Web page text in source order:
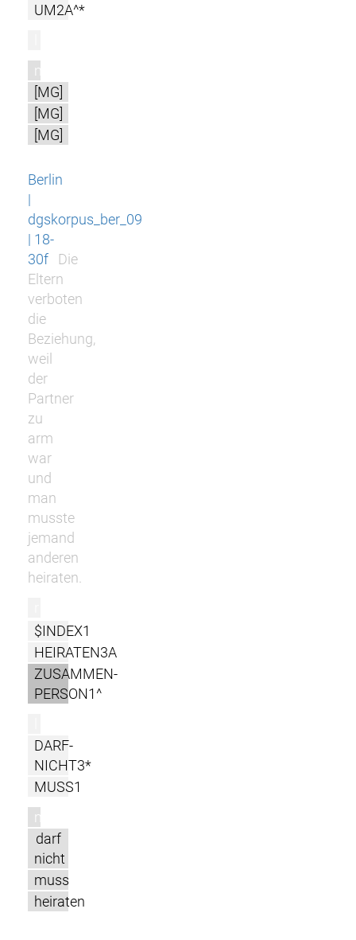
UM2A^*
m
[MG]
[MG]
[MG]
Berlin
|
dgskorpus_ber_09
| 18-
30f
Die
Eltern
verboten
die
Beziehung,
weil
der
Partner
zu
arm
war
und
man
musste
jemand
anderen
heiraten.
$INDEX1
HEIRATEN3A
ZUSAMMEN-
PERSON1^
DARF-
NICHT3*
MUSS1
m
darf
nicht
muss
heiraten